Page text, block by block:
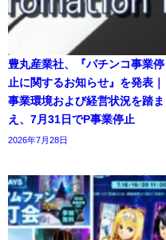
豊丸産業社、『パチンコ事業停
止に関するお知らせ』を発表｜
事業環境および経営状況を踏ま
え、7月31日でP事業停止
2026年7月28日